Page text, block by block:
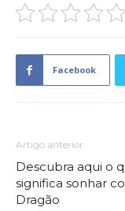
Facebook
Artigo anterior
Descubra aqui o
significa sonhar
Dragão